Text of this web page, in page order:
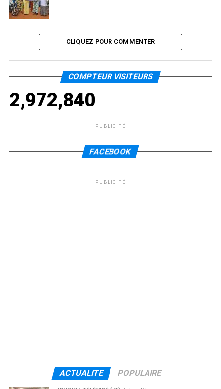
CLIQUEZ POUR COMMENTER
COMPTEUR VISITEURS
2,972,840
PUBLICITÉ
FACEBOOK
PUBLICITÉ
ACTUALITE POPULAIRE